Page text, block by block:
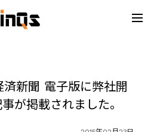
新聞 電子版に弊社開
が掲載されました。